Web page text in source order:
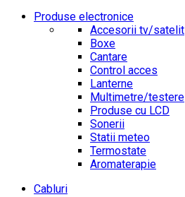
Produse electronice
Accesorii tv/satelit
Boxe
Cantare
Control acces
Lanterne
Multimetre/testere
Produse cu LCD
Sonerii
Statii meteo
Termostate
Aromaterapie
Cabluri